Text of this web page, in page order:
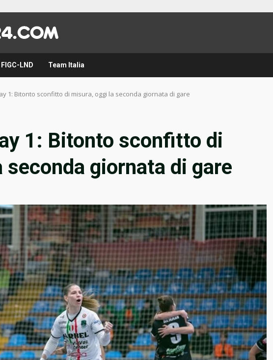
FIGC-LND Team Italia
1: Bitonto sconfitto di misura, oggi la seconda giornata di gare
1: Bitonto sconfitto di
seconda giornata di gare